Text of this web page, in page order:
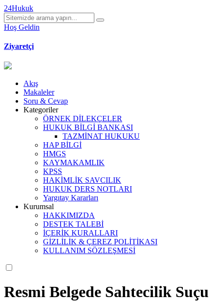
24Hukuk
Hoş Geldin
Ziyaretçi
Akış
Makaleler
Soru & Cevap
Kategoriler
ÖRNEK DİLEKÇELER
HUKUK BİLGİ BANKASI
TAZMİNAT HUKUKU
HAP BİLGİ
HMGS
KAYMAKAMLIK
KPSS
HAKİMLİK SAVCILIK
HUKUK DERS NOTLARI
Yargıtay Kararları
Kurumsal
HAKKIMIZDA
DESTEK TALEBİ
İÇERİK KURALLARI
GİZLİLİK & ÇEREZ POLİTİKASI
KULLANIM SÖZLEŞMESİ
Resmi Belgede Sahtecilik Suçu